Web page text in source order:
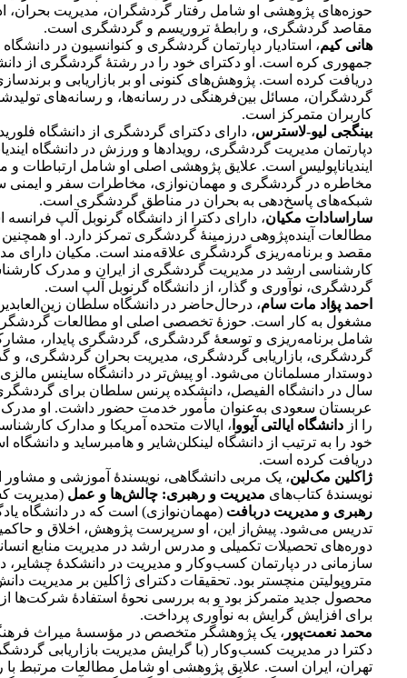
حوزه‌های پژوهشی او شامل رفتار گردشگران، مدیریت بحران،
مقاصد گردشگری، و رابطۀ تروریسم و گردشگری است.
هانی کیم، استادیار دپارتمان گردشگری و کنوانسیون در
جمهوری کره است. او دکترای خود را در رشتۀ گردشگری از
دریافت کرده است. پژوهش‌های کنونی او بر بازاریابی و
گردشگران، مسائل بین‌فرهنگی در رسانه‌ها، و رسانه‌های
کاربران متمرکز است.
بینگجی لیو-لاسترس، دارای دکترای گردشگری از دانشگاه
دپارتمان مدیریت گردشگری، رویدادها و ورزش در دانشگاه
ایندیاناپولیس است. علایق پژوهشی اصلی او شامل ارتباطات و
مخاطره در گردشگری و مهمان‌نوازی، مخاطرات سفر و ایمنی
شبکه‌های پاسخ‌دهی به بحران در مناطق گردشگری است.
سارا‌سادات مکیان، دارای دکترا از دانشگاه گرنوبل آلپ
مطالعات آینده‌پژوهی در‌زمینۀ گردشگری تمرکز دارد. او همچنین
مقصد و برنامه‌ریزی گردشگری علاقه‌مند است. مکیان دارای
کارشناسی ارشد در مدیریت گردشگری از ایران و مدرک
گردشگری، نوآوری و گذار، از دانشگاه گرنوبل آلپ است.
احمد پؤاد مات سام، درحال‌حاضر در دانشگاه سلطان
مشغول به کار است. حوزۀ تخصصی اصلی او مطالعات
شامل برنامه‌ریزی و توسعۀ گردشگری، گردشگری پایدار،
گردشگری، بازاریابی گردشگری، مدیریت بحران گردشگری، و
دوستدار مسلمانان می‌شود. او پیش‌تر در دانشگاه ساینس
سال در دانشگاه الفیصل، دانشکده پرنس سلطان برای
عربستان سعودی به‌عنوان مأمور خدمت حضور داشت. او
را از دانشگاه ایالتی آیووا ، ایالات متحده آمریکا و مدارک
خود را به ترتیب از دانشگاه لینکلن‌شایر و هامبرساید و دانشگاه
دریافت کرده است.
ژاکلین مک‌لین، یک مربی دانشگاهی، نویسندۀ آموزشی و
نویسندۀ کتاب‌های مدیریت و رهبری: چالش‌ها و عمل (مدیریت
رهبری و مدیریت دربافت (مهمان‌نوازی) است که در دانشگاه
تدریس می‌شود. پیش‌از این، او سرپرست پژوهش، اخلاق و
دوره‌های تحصیلات تکمیلی و مدرس ارشد در مدیریت منابع
سازمانی در دپارتمان کسب‌وکار و مدیریت در دانشکدۀ چشایر،
متروپولیتن منچستر بود. تحقیقات دکترای ژاکلین بر مدیریت
محصول جدید متمرکز بود و به بررسی نحوۀ استفادۀ شرکت‌ها
برای افزایش گرایش به نوآوری پرداخت.
محمد نعمت‌پور ، یک پژوهشگر متخصص در مؤسسۀ میراث
دکترا در مدیریت کسب‌وکار (با گرایش مدیریت بازاریابی
تهران، ایران است. علایق پژوهشی او شامل مطالعات مرتبط با